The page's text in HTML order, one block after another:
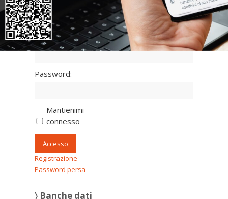
〉 Accesso all’area riservata
Nome utente:
Password:
Mantienimi
connesso
Accesso
Registrazione
Password persa
〉 Banche dati